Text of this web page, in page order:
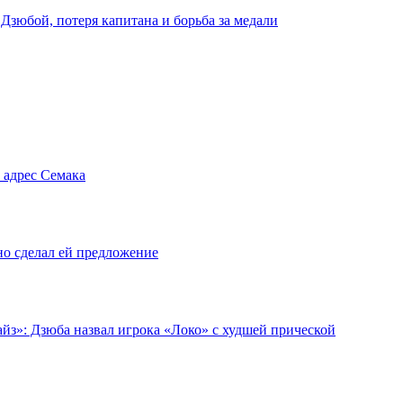
потеря капитана и борьба за медали
Семака
сделал ей предложение
Дзюба назвал игрока «Локо» с худшей прической